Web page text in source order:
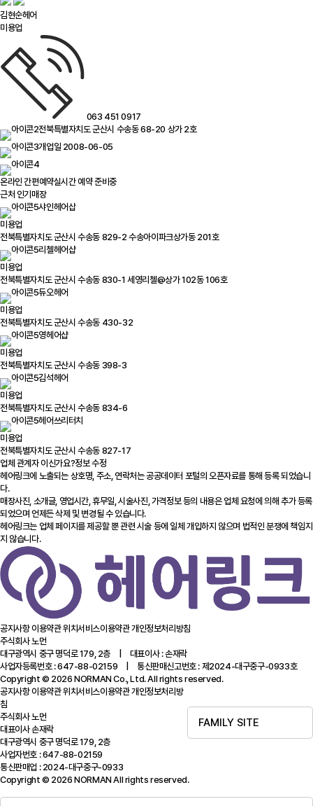
김현순헤어
미용업
063 451 0917
전북특별자치도 군산시 수송동 68-20 상가 2호
개업일 2008-06-05
온라인 간편예약실시간 예약 준비중
근처 인기매장
샤인헤어삽
미용업
전북특별자치도 군산시 수송동 829-2 수송아이파크상가동 201호
리첼헤어샵
미용업
전북특별자치도 군산시 수송동 830-1 세영리첼@상가 102동 106호
듀오헤어
미용업
전북특별자치도 군산시 수송동 430-32
영헤어샵
미용업
전북특별자치도 군산시 수송동 398-3
김석헤어
미용업
전북특별자치도 군산시 수송동 834-6
헤어쓰리터치
미용업
전북특별자치도 군산시 수송동 827-17
업체 관계자 이신가요?정보 수정
헤어링크에 노출되는 상호명, 주소, 연락처는 공공데이터 포털의 오픈자료를 통해 등록 되었습니
다.
매장사진, 소개글, 영업시간, 휴무일, 시술사진, 가격정보 등의 내용은 업체 요청에 의해 추가 등록
되었으며 언제든 삭제 및 변경될 수 있습니다.
헤어링크는 업체 페이지를 제공할 뿐 관련 시술 등에 일체 개입하지 않으며 법적인 분쟁에 책임지
지 않습니다.
공지사항이용약관위치서비스이용약관개인정보처리방침
주식회사 노먼
대구광역시 중구 명덕로 179, 2층 | 대표이사 : 손재락
사업자등록번호 : 647-88-02159 | 통신판매신고번호 : 제2024-대구중구-0933호
Copyright © 2026 NORMAN Co., Ltd. All rights reserved.
FAMILY SITE
공지사항이용약관위치서비스이용약관개인정보처리방
침
주식회사 노먼
대표이사 손재락
대구광역시 중구 명덕로 179, 2층
사업자번호 : 647-88-02159
통신판매업 : 2024-대구중구-0933
Copyright © 2026 NORMAN All rights reserved.